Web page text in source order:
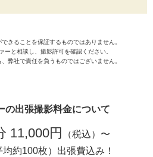
きることを保証するものではありません。
ーと相談し、撮影許可を確認ください。
弊社で責任を負うものではございません。
の出張撮影料金について
11,000円
（税込）〜
約100枚）出張費込み！